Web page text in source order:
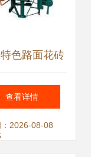
色路面花砖
就城市风景的
智能利器
查看详情
2026-08-08